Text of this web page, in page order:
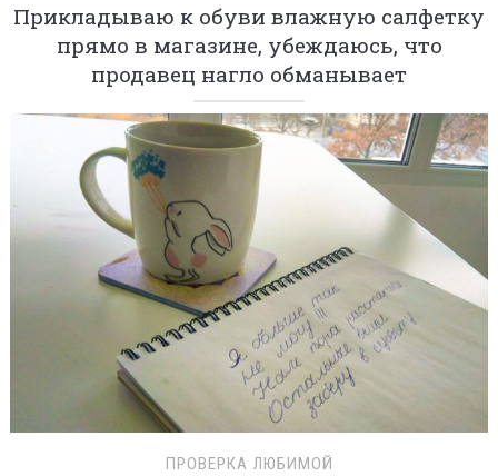
Прикладываю к обуви влажную салфетку
прямо в магазине, убеждаюсь, что
продавец нагло обманывает
ПРОВЕРКА ЛЮБИМОЙ